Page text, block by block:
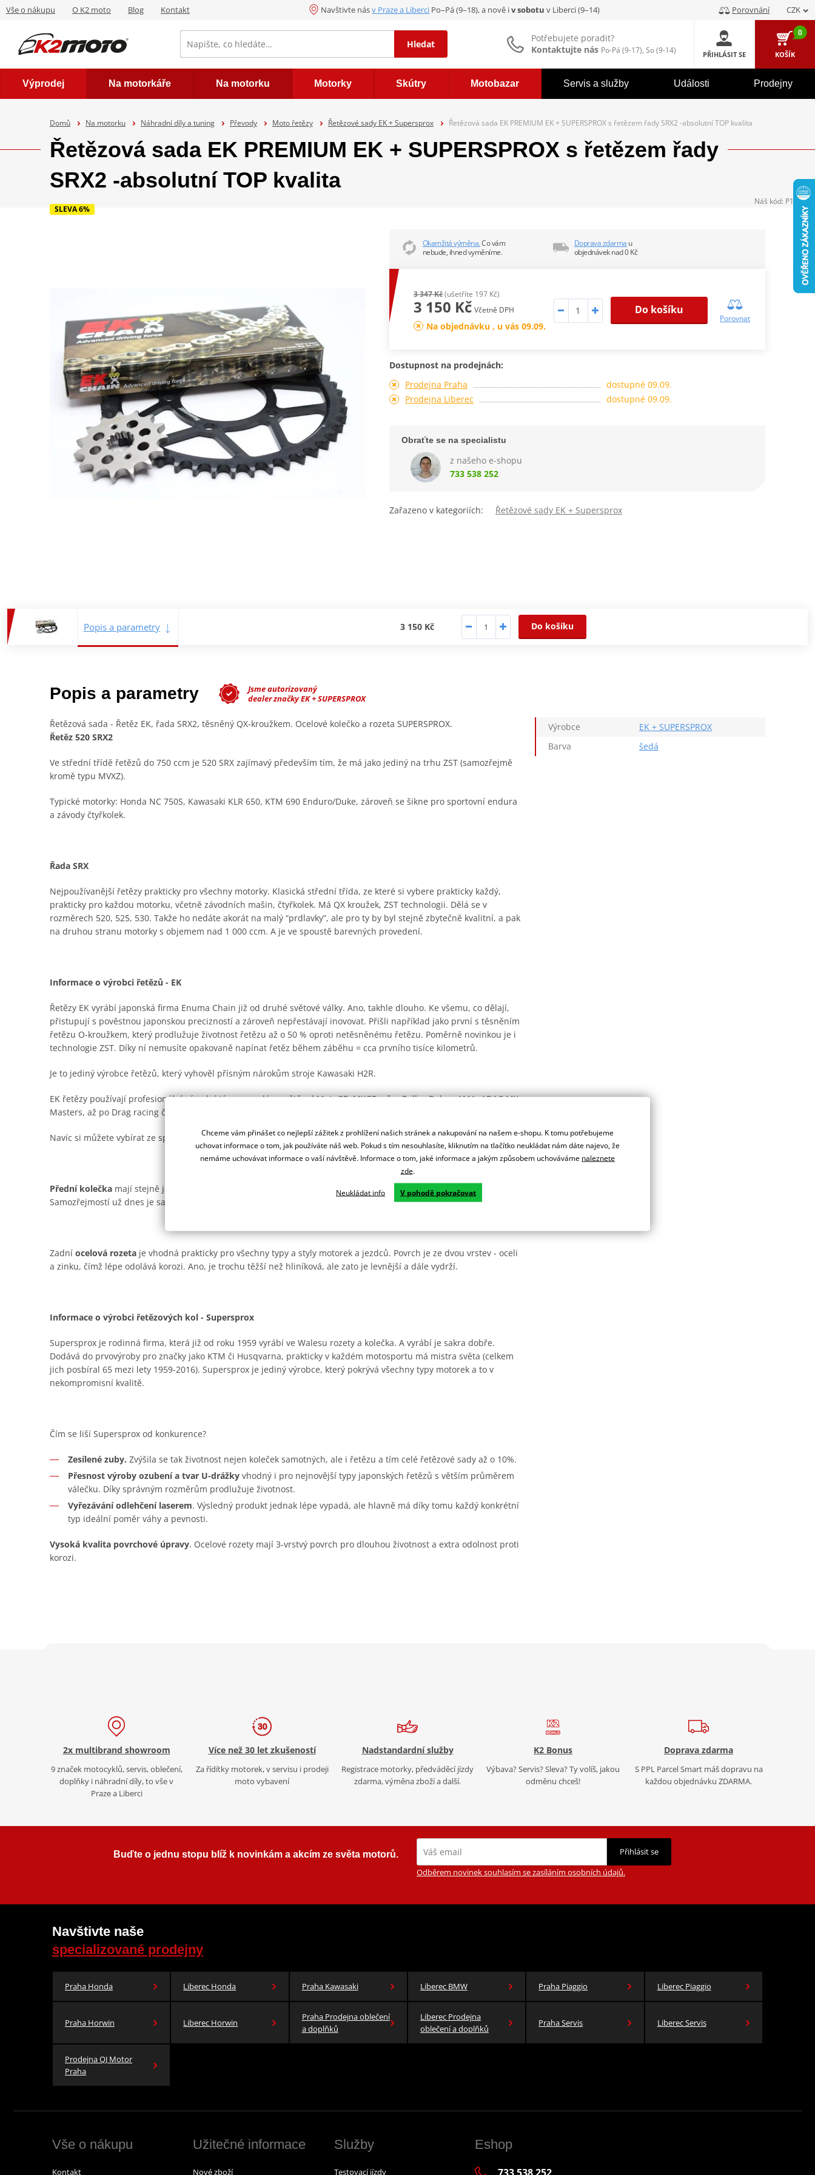
Vše o nákupu O K2 moto Blog Kontakt Navštivte násv Praze a Liberci Po–Pá (9–18), a nově iv sobotu v Liberci (9–14) Porovnání CZK
Hledat
Potřebujete poradit?
Kontaktujte nás Po-Pá (9-17), So (9-14) PŘIHLÁSIT SE
0
KOŠÍK
Výprodej Na motorkáře Na motorku Motorky Skútry Motobazar Servis a služby Události Prodejny
Domů Na motorku Náhradní díly a tuning Převody Moto řetězy Řetězové sady EK + Supersprox Řetězová sada EK PREMIUM EK + SUPERSPROX s řetězem řady SRX2 -absolutní TOP kvalita
Řetězová sada EK PREMIUM EK + SUPERSPROX s řetězem řady
SRX2 -absolutní TOP kvalita
SLEVA 6%
Okamžitá výměna.Co vám
nebude, ihned vyměníme.
Doprava zdarma u
objednávek nad 0 Kč
3 347 Kč(ušetříte 197 Kč)
3 150 Kč Včetně DPH
Na objednávku , u vás 09.09.
Do košíku
Porovnat
Dostupnost na prodejnách:
Prodejna Praha
dostupné 09.09.
Prodejna Liberec
dostupné 09.09.
Obraťte se na specialistu
z našeho e-shopu
733 538 252
Zařazeno v kategoriích: Řetězové sady EK + Supersprox
Popis a parametry 3 150 Kč Do košíku
Popis a parametry
Jsme autorizovaný
dealer značky EK + SUPERSPROX
Řetězová sada - Řetěz EK, řada SRX2, těsněný QX-kroužkem. Ocelové kolečko a rozeta SUPERSPROX.
Řetěz 520 SRX2
Ve střední třídě řetězů do 750 ccm je 520 SRX zajímavý především tím, že má jako jediný na trhu ZST (samozřejmě
kromě typu MVXZ).
Typické motorky: Honda NC 750S, Kawasaki KLR 650, KTM 690 Enduro/Duke, zároveň se šikne pro sportovní endura
a závody čtyřkolek.
Řada SRX
Nejpoužívanější řetězy prakticky pro všechny motorky. Klasická střední třída, ze které si vybere prakticky každý,
prakticky pro každou motorku, včetně závodních mašin, čtyřkolek. Má QX kroužek, ZST technologii. Dělá se v
rozměrech 520, 525, 530. Takže ho nedáte akorát na malý “prdlavky”, ale pro ty by byl stejně zbytečně kvalitní, a pak
na druhou stranu motorky s objemem nad 1 000 ccm. A je ve spoustě barevných provedení.
Informace o výrobci řetězů - EK
Řetězy EK vyrábí japonská firma Enuma Chain již od druhé světové války. Ano, takhle dlouho. Ke všemu, co dělají,
přistupují s pověstnou japonskou precizností a zároveň nepřestávají inovovat. Přišli například jako první s těsněním
řetězu O-kroužkem, který prodlužuje životnost řetězu až o 50 % oproti netěsněnému řetězu. Poměrně novinkou je i
technologie ZST. Díky ní nemusíte opakovaně napínat řetěz během záběhu = cca prvního tisíce kilometrů.
Je to jediný výrobce řetězů, který vyhověl přísným nárokům stroje Kawasaki H2R.
EK řetězy používají profesionální závodní týmy na celém světě od MotoGP, MXGP, přes Rallye Dakar, AMA, ADAC MX
Masters, až po Drag racing či Road racing.
Navíc si můžete vybírat ze spousty barevných provedení.
Přední kolečka mají stejně jako ocelové rozety od Supersprox zesílené zuby pro delší životnost a jsou odlehčená.
Samozřejmostí už dnes je samočistící drážka pro offroady.
Zadní ocelová rozeta je vhodná prakticky pro všechny typy a styly motorek a jezdců. Povrch je ze dvou vrstev - oceli
a zinku, čímž lépe odolává korozi. Ano, je trochu těžší než hliníková, ale zato je levnější a dále vydrží.
Informace o výrobci řetězových kol - Supersprox
Supersprox je rodinná firma, která již od roku 1959 vyrábí ve Walesu rozety a kolečka. A vyrábí je sakra dobře.
Dodává do prvovýroby pro značky jako KTM či Husqvarna, prakticky v každém motosportu má mistra světa (celkem
jich posbíral 65 mezi lety 1959-2016). Supersprox je jediný výrobce, který pokrývá všechny typy motorek a to v
nekompromisní kvalitě.
Čím se liší Supersprox od konkurence?
Zesílené zuby. Zvýšila se tak životnost nejen koleček samotných, ale i řetězu a tím celé řetězové sady až o 10%.
Přesnost výroby ozubení a tvar U-drážky vhodný i pro nejnovější typy japonských řetězů s větším průměrem
válečku. Díky správným rozměrům prodlužuje životnost.
Vyřezávání odlehčení laserem. Výsledný produkt jednak lépe vypadá, ale hlavně má díky tomu každý konkrétní
typ ideální poměr váhy a pevnosti.
Vysoká kvalita povrchové úpravy. Ocelové rozety mají 3-vrstvý povrch pro dlouhou životnost a extra odolnost proti
korozi.
Výrobce
EK + SUPERSPROX
Barva
šedá
Náš kód: P104351
2x multibrand showroom
9 značek motocyklů, servis, oblečení,
doplňky i náhradní díly, to vše v
Praze a Liberci
Více než 30 let zkušeností
Za řídítky motorek, v servisu i prodeji
moto vybavení
Nadstandardní služby
Registrace motorky, předváděcí jízdy
zdarma, výměna zboží a další.
K2 Bonus
Výbava? Servis? Sleva? Ty volíš, jakou
odměnu chceš!
Doprava zdarma
S PPL Parcel Smart máš dopravu na
každou objednávku ZDARMA.
Buďte o jednu stopu blíž k novinkám a akcím ze světa motorů.
Přihlásit se
Odběrem novinek souhlasím se zasíláním osobních údajů.
Navštivte naše
specializované prodejny
Praha Honda Liberec Honda Praha Kawasaki Liberec BMW Praha Piaggio Liberec Piaggio
Praha Horwin Liberec Horwin
Praha Prodejna oblečení
a doplňků
Liberec Prodejna
oblečení a doplňků
Praha Servis Liberec Servis
Prodejna QJ Motor
Praha
Vše o nákupu
Kontakt
Užitečné informace
Nové zboží
Služby
Testovací jízdy
Eshop
Chceme vám přinášet co nejlepší zážitek z prohlížení našich stránek a nakupování na našem e-shopu. K tomu potřebujeme
uchovat informace o tom, jak používáte náš web. Pokud s tím nesouhlasíte, kliknutím na tlačítko neukládat nám dáte najevo, že
nemáme uchovávat informace o vaší návštěvě. Informace o tom, jaké informace a jakým způsobem uchováváme naleznete
zde.
Neukládat info V pohodě pokračovat